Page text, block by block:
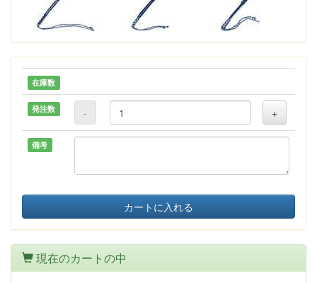
在庫数
発注数 - +
備考
カートに入れる
現在のカートの中